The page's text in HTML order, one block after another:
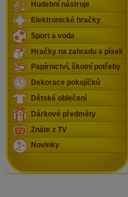
Hudební nástroje
Elektronické hračky
Sport a voda
Hračky na zahradu a písek
Papírnictví, školní potřeby
Dekorace pokojíčků
Dětské oblečení
Dárkové předměty
Znáte z TV
Novinky